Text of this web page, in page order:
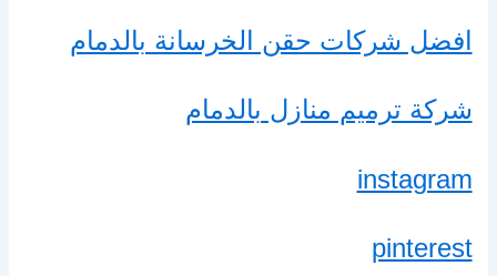
افضل شركات حقن الخرسانة بالدمام
شركة ترميم منازل بالدمام
instagram
pinterest